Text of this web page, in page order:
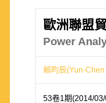
歐洲聯盟
Power
賴昀辰(Yun-
53卷1期(2014/